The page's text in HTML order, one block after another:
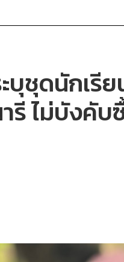
บุชุดนักเรี
รี ไม่บังคับ